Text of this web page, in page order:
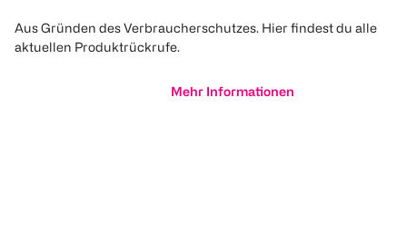
Aus Gründen des Verbraucherschutzes. Hier findest du alle
aktuellen Produktrückrufe.
Mehr Informationen